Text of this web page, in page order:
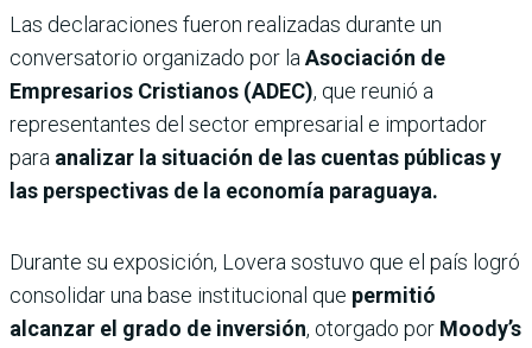
Las declaraciones fueron realizadas durante un
conversatorio organizado por laAsociación de
Empresarios Cristianos (ADEC), que reunió a
representantes del sector empresarial e importador
para analizar la situación de las cuentas públicas y
las perspectivas de la economía paraguaya.
Durante su exposición, Lovera sostuvo que el país logró
consolidar una base institucional que permitió
alcanzar el grado de inversión, otorgado por Moody’s